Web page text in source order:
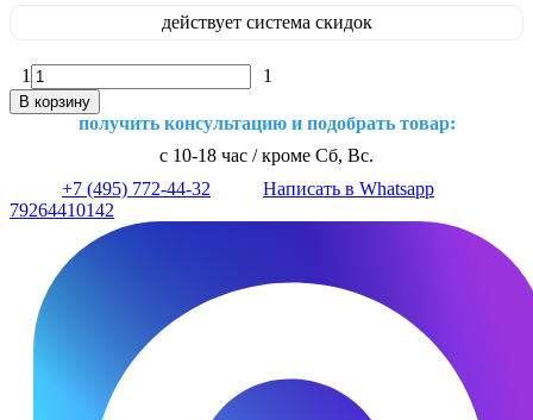
действует система скидок
1 1
В корзину
получить консультацию и подобрать товар:
с 10-18 час / кроме Сб, Вс.
+7 (495) 772-44-32
Написать в Whatsapp
79264410142